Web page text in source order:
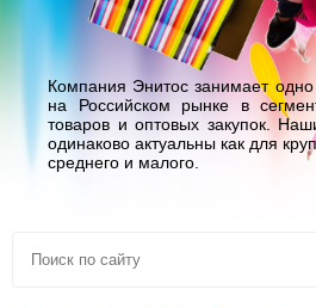
Компания Энитос занимает
на Российском рынке в
товаров и оптовых закупок.
одинаково актуальны как для
среднего и малого.